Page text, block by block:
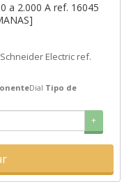
a 2.000 A ref. 16045
Electric ref.
Dial Tipo de
+